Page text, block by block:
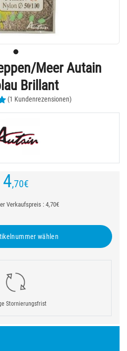
Meer Autain
Brillant
(1 Kundenrezensionen)
4,70€
Verkaufspreis : 4,70€
wählen
Stornierungsfrist